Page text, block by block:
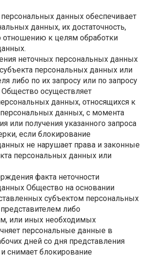
персональных данных обеспечивает
данных, их достаточность,
отношению к целям обработки
неточных персональных данных
персональных данных или
либо по их запросу или по запросу
осуществляет
данных, относящихся к
данных, с момента
или получения указанного запроса
если блокирование
не нарушает права и законные
персональных данных или
факта неточности
Общество на основании
субъектом персональных
либо
или иных необходимых
персональные данные в
дней со дня представления
снимает блокирование